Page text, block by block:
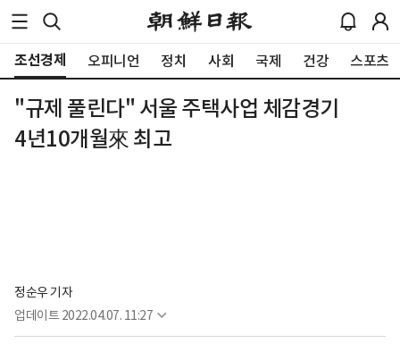
조선경제 오피니언 정치 사회 국제 건강 스포츠
"규제 풀린다" 서울 주택사업 체감경기
4년10개월來 최고
정순우 기자
업데이트 2022.04.07. 11:27